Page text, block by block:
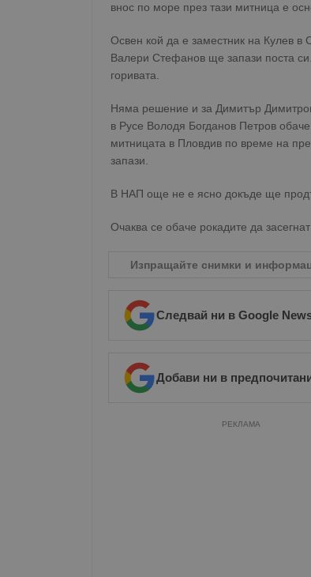
внос по море през тази митница е
Освен кой да е заместник на Кулев
Валери Стефанов ще запази поста
горивата.
Няма решение и за Димитър
в Русе Володя Богданов Петров
митницата в Пловдив по време на
запази.
В НАП още не е ясно докъде ще
Очаква се обаче рокадите да
Изпращайте снимки и
Следвай ни в Google
Добави ни в
РЕКЛАМА